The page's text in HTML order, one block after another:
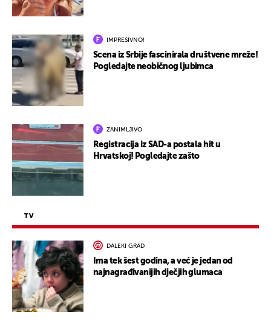
IMPRESIVNO!
Scena iz Srbije fascinirala društvene mreže!
Pogledajte neobičnog ljubimca
ZANIMLJIVO
Registracija iz SAD-a postala hit u
Hrvatskoj! Pogledajte zašto
TV
DALEKI GRAD
Ima tek šest godina, a već je jedan od
najnagrađivanijih dječjih glumaca